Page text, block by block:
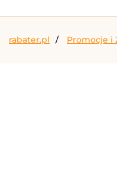
rabater.pl Promocje i